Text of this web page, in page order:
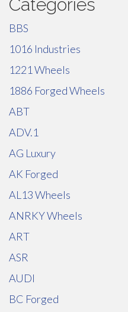
Categories
BBS
1016 Industries
1221 Wheels
1886 Forged Wheels
ABT
ADV.1
AG Luxury
AK Forged
AL13 Wheels
ANRKY Wheels
ART
ASR
AUDI
BC Forged